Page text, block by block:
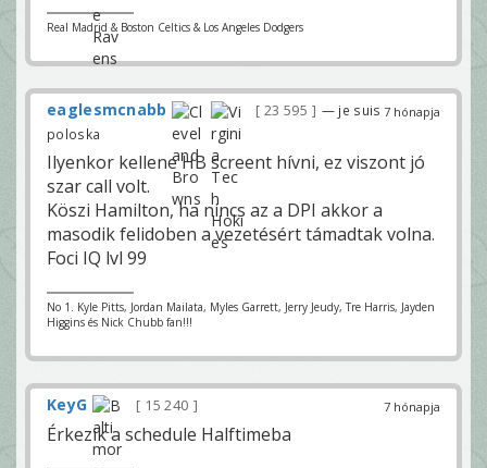
Real Madrid & Boston Celtics & Los Angeles Dodgers
7 hónapja
eaglesmcnabb 23 595
— je suis
poloska
Ilyenkor kellene HB screent hívni, ez viszont jó
szar call volt.
Köszi Hamilton, ha nincs az a DPI akkor a
masodik felidoben a vezetésért támadtak volna.
Foci IQ lvl 99
No 1. Kyle Pitts, Jordan Mailata, Myles Garrett, Jerry Jeudy, Tre Harris, Jayden
Higgins és Nick Chubb fan!!!
7 hónapja
KeyG 15 240
Érkezik a schedule Halftimeba